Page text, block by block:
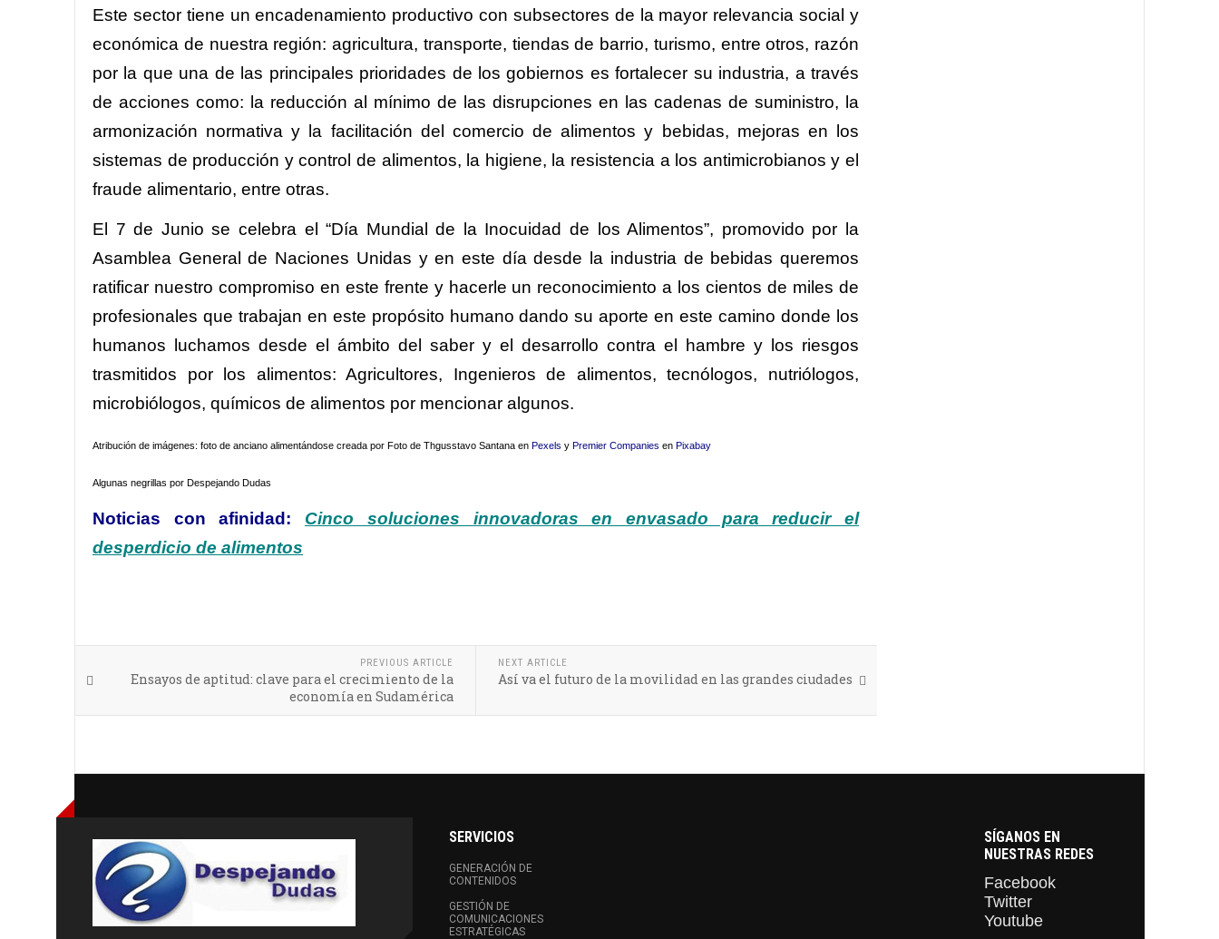
Este sector tiene un encadenamiento productivo con subsectores de la mayor relevancia social y
económica de nuestra región: agricultura, transporte, tiendas de barrio, turismo, entre otros, razón
por la que una de las principales prioridades de los gobiernos es fortalecer su industria, a través
de acciones como: la reducción al mínimo de las disrupciones en las cadenas de suministro, la
armonización normativa y la facilitación del comercio de alimentos y bebidas, mejoras en los
sistemas de producción y control de alimentos, la higiene, la resistencia a los antimicrobianos y el
fraude alimentario, entre otras.
El 7 de Junio se celebra el “Día Mundial de la Inocuidad de los Alimentos”, promovido por la
Asamblea General de Naciones Unidas y en este día desde la industria de bebidas queremos
ratificar nuestro compromiso en este frente y hacerle un reconocimiento a los cientos de miles de
profesionales que trabajan en este propósito humano dando su aporte en este camino donde los
humanos luchamos desde el ámbito del saber y el desarrollo contra el hambre y los riesgos
trasmitidos por los alimentos: Agricultores, Ingenieros de alimentos, tecnólogos, nutriólogos,
microbiólogos, químicos de alimentos por mencionar algunos.
Atribución de imágenes: foto de anciano alimentándose creada por Foto de Thgusstavo Santana en Pexels y Premier Companies en Pixabay
Algunas negrillas por Despejando Dudas
Noticias con afinidad: Cinco soluciones innovadoras en envasado para reducir el
desperdicio de alimentos
PREVIOUS ARTICLE
Ensayos de aptitud: clave para el crecimiento de la
economía en Sudamérica
NEXT ARTICLE
Así va el futuro de la movilidad en las grandes ciudades
SERVICIOS
GENERACIÓN DE
CONTENIDOS
GESTIÓN DE
COMUNICACIONES
ESTRATÉGICAS
SÍGANOS EN
NUESTRAS REDES
Facebook
Twitter
Youtube